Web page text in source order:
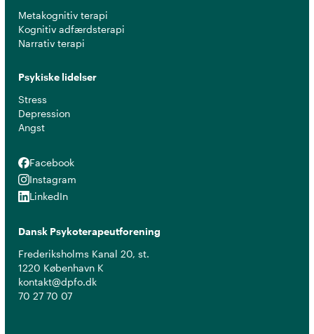
Metakognitiv terapi
Kognitiv adfærdsterapi
Narrativ terapi
Psykiske lidelser
Stress
Depression
Angst
Facebook
Facebook
Instagram
Instagram
LinkedIn
LinkedIn
Dansk Psykoterapeutforening
Frederiksholms Kanal 20, st.
1220 København K
kontakt@dpfo.dk
70 27 70 07